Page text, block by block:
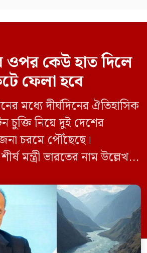
ওপর কেউ হাত দিলে
ফেলা হবে
মধ্যে দীর্ঘদিনের ঐতিহাসিক
চুক্তি নিয়ে দুই দেশের
চরমে পৌঁছেছে।
মন্ত্রী ভারতের নাম উল্লেখ না
দিলে সেই হাত কেটে
কেন্দ্রীয় জলসম্পদ মন্ত্রী সি
আগামী দেড় থেকে দুই বছরের